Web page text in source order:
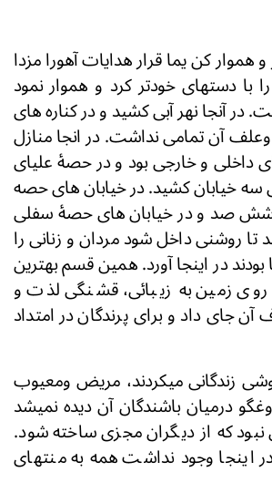
هموار کن یما قرار هدایات آهورا مزدا
با دستهای خودتر کرد و هموار نمود
آنجا نهر آبی کشید و در کناره های
وعلف آن تمامی نداشت. در انجا منازل
داخلی و خارجی بود و در حصۀ علیای
خیابان کشید. در خیابان های حصه
شش صد و در خیابان های حصۀ سفلی
روشنی داخل شود مردان و زنانی را
در اینجا آورد. همین قسم بهترین
زمین به زیبائی، قشنگی لذت و
جای داد و برای پرندگان در امتداد
زندگانی میکردند، مریض ومعیوب
درمیان باشندگان آن دیده نمیشد
که از دیگران مجزی ساخته شود.
اینجا وجود نداشت همه به منتهای